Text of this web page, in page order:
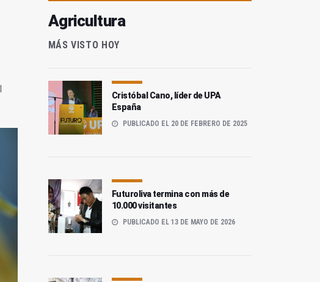
Agricultura
MÁS VISTO HOY
Cristóbal Cano, líder de UPA
España
PUBLICADO EL 20 DE FEBRERO DE 2025
Futuroliva termina con más de
10.000 visitantes
PUBLICADO EL 13 DE MAYO DE 2026